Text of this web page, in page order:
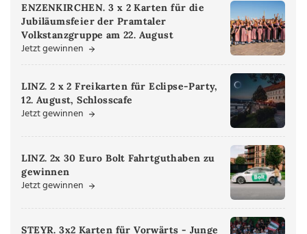
ENZENKIRCHEN. 3 x 2 Karten für die
Jubiläumsfeier der Pramtaler
Volkstanzgruppe am 22. August
Jetzt gewinnen
LINZ. 2 x 2 Freikarten für Eclipse-Party,
12. August, Schlosscafe
Jetzt gewinnen
LINZ. 2x 30 Euro Bolt Fahrtguthaben zu
gewinnen
Jetzt gewinnen
STEYR. 3x2 Karten für Vorwärts - Junge